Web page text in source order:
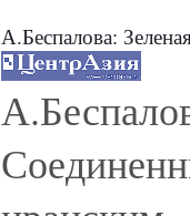
А.Беспалова: Зеленая